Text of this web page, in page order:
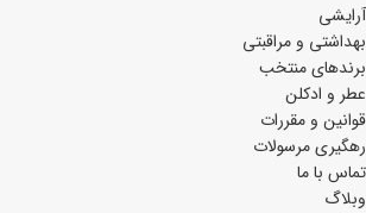
آرایشی
بھداشتی و مراقبتی
برندهای منتخب
عطر و ادکلن
قوانین و مقررات
رهگیری مرسولات
تماس با ما
وبلاگ